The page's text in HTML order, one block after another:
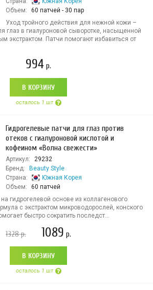
Объем:
60 патчей - 30 пар
Уход тройного действия для нежной кожи –
глаз в гиалуроновой сыворотке, насыщенной
экстрактом. Патчи помогают избавиться от
994 р.
В КОРЗИНУ
осталось 1 шт
Гидрогелевые патчи для глаз против
отеков с гиалуроновой кислотой и
кофеином «Волна свежести»
Артикул:
29232
Бренд:
Beauty Style
Страна:
Южная Корея
Объем:
60 патчей
гидрогелевой основе из коллагенового
с экстрактом микроводорослей, конского
быстро сократить последст...
1328р. 1089 р.
В КОРЗИНУ
осталось 1 шт